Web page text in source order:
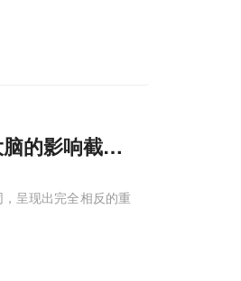
的影响截然相反
呈现出完全相反的重